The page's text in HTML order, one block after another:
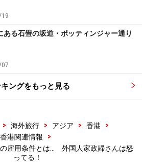
ある石畳の坂道・ポッティンジャー通り
ングをもっと見る
> 海外旅行 > アジア > 香港
>
香港関連情報
>
雇用条件とは… 外国人家政婦さんは怒
ってる！